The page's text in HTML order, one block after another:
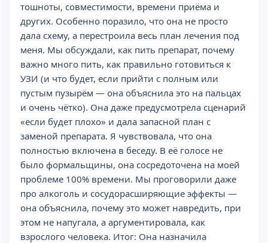
тошноты, совместимости, времени приёма и
других. Особенно поразило, что она не просто
дала схему, а перестроила весь план лечения под
меня. Мы обсуждали, как пить препарат, почему
важно много пить, как правильно готовиться к
УЗИ (и что будет, если прийти с полным или
пустым пузырём — она объяснила это на пальцах
и очень чётко). Она даже предусмотрела сценарий
«если будет плохо» и дала запасной план с
заменой препарата. Я чувствовала, что она
полностью включена в беседу. В её голосе не
было формальщины, она сосредоточена на моей
проблеме 100% времени. Мы проговорили даже
про алкоголь и сосудорасширяющие эффекты —
она объяснила, почему это может навредить, при
этом не напугала, а аргументировала, как
взрослого человека. Итог: Она назначила